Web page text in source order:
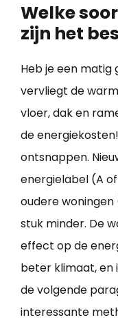
Welke
zijn het
Heb je een matig
vervliegt de
vloer, dak en
de
ontsnappen.
energielabel (A of
oudere
stuk minder. De
effect op de
beter klimaat, en
de volgende
interessante